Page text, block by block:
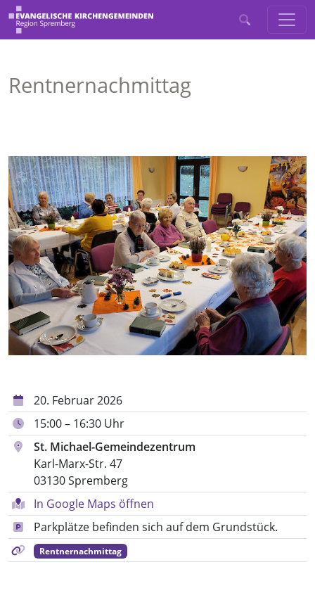
Rentnernachmittag
20. Februar 2026
15:00 – 16:30 Uhr
St. Michael-Gemeindezentrum
Karl-Marx-Str. 47
03130 Spremberg
In Google Maps öffnen
Parkplätze befinden sich auf dem Grundstück.
Rentnernachmittag